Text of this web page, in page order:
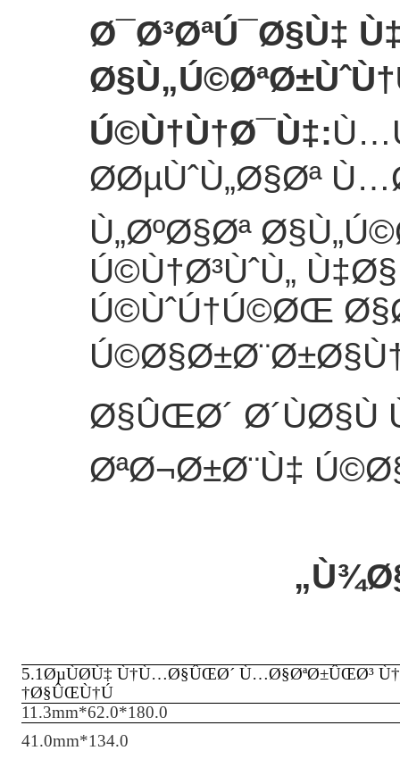
Ø¯Ø³ØªÚ¯Ø§Ù‡
Ú©Ù†Ù†Ø¯Ù‡:
Ø­ØµÙˆÙ„Ø§Øª
Ù„ØºØ§Øª
Ú©Ù†Ø³ÙˆÙ„
Ú©ÙˆÚ†Ú©ØŒ
Ø§ÛŒØ´ Ø´ÙØ§Ù
ØªØ¬Ø±Ø¨Ù‡
5.1ØµÙØ­Ù‡ Ù†Ù…Ø§ÛŒØ´ Ù…Ø§ØªØ±ÛŒØ³
Ø§ÛŒÙ†Ú†
180.0*62.0*11.3mm
134.0*41.0mm